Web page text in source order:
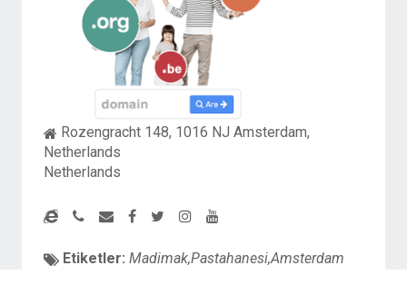
Rozengracht 148, 1016 NJ Amsterdam,
Netherlands
Netherlands
Etiketler: Madimak,Pastahanesi,Amsterdam